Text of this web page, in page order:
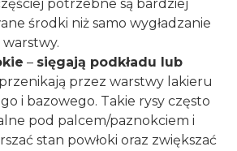
potrzebne są bardziej
środki niż samo wygładzanie
– sięgają podkładu lub
przez warstwy lakieru
i bazowego. Takie rysy często
pod palcem/paznokciem i
stan powłoki oraz zwiększać